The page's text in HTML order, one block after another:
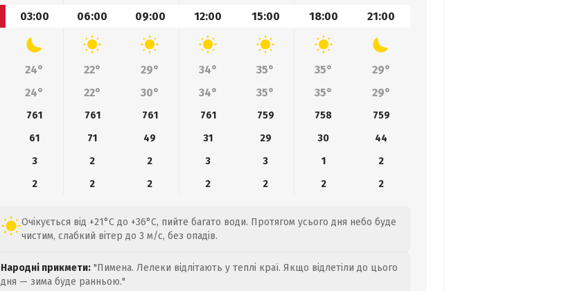
03:00 06:00 09:00 12:00 15:00 18:00 21:00
24° 22° 29° 34° 35° 35°
29°
24° 22° 30° 34° 35° 35° 29°
761 761 761 761 759 758
759
61 71 49 31 29 30
44
3 2 2 3 3 1
2
2 2 2 2 2 2 2
Очікується від +21°C до +36°C, пийте багато води. Протягом усього дня небо буде
чистим, слабкий вітер до 3 м/с, без опадів.
Народні прикмети: "Пимена. Лелеки відлітають у теплі краї. Якщо відлетіли до цього
дня — зима буде ранньою."